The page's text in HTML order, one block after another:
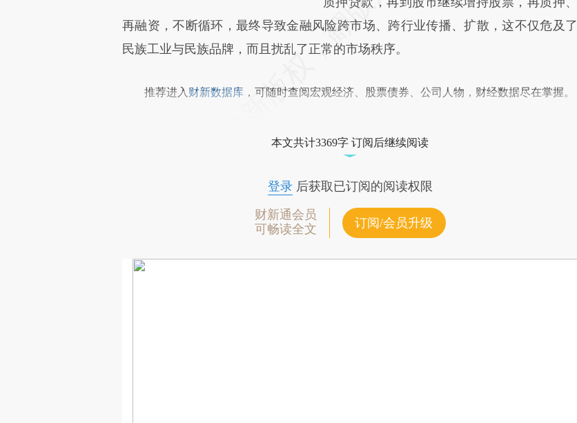
再融资，不断循环，最终导致金融风险跨市场、跨行业传播、扩散，这不仅危及了
民族工业与民族品牌，而且扰乱了正常的市场秩序。
推荐进入 财新数据库 ，可随时查阅宏观经济、股票债券、公司人物，财经数据尽在掌握。
本文共计3369字 订阅后继续阅读
登录后获取已订阅的阅读权限
财新通会员
可畅读全文
订阅/会员升级